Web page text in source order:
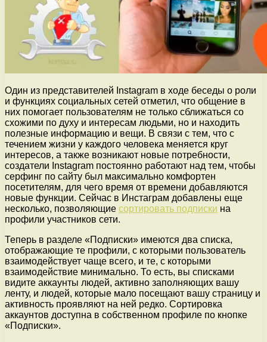
Один из представителей Instagram в ходе беседы о роли
и функциях социальных сетей отметил, что общение в
них помогает пользователям не только сближаться со
схожими по духу и интересам людьми, но и находить
полезные информацию и вещи. В связи с тем, что с
течением жизни у каждого человека меняется круг
интересов, а также возникают новые потребности,
создатели Instagram постоянно работают над тем, чтобы
серфинг по сайту был максимально комфортен
посетителям, для чего время от времени добавляются
новые функции. Сейчас в Инстаграм добавлены еще
несколько, позволяющие сортировать подписки на
профили участников сети.
Теперь в разделе «Подписки» имеются два списка,
отображающие те профили, с которыми пользователь
взаимодействует чаще всего, и те, с которыми
взаимодействие минимально. То есть, вы списками
видите аккаунты людей, активно заполняющих вашу
ленту, и людей, которые мало посещают вашу страницу и
активность проявляют на ней редко. Сортировка
аккаунтов доступна в собственном профиле по кнопке
«Подписки».